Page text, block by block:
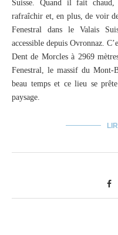
Suisse. Quand il fait
rafraîchir et, en plus, de voir
Fenestral dans le Valais
accessible depuis Ovronnaz.
Dent de Morcles à 2969
Fenestral, le massif du
beau temps et ce lieu se
paysage.